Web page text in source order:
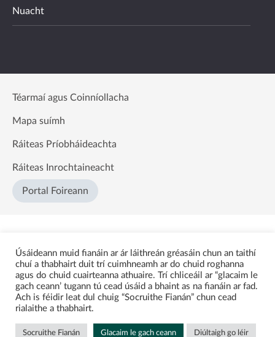
Nuacht
Téarmaí agus Coinníollacha
Mapa suímh
Ráiteas Príobháideachta
Ráiteas Inrochtaineacht
Portal Foireann
Úsáideann muid fianáin ar ár láithreán gréasáin chun an taithí
chuí a thabhairt duit trí cuimhneamh ar do chuid roghanna
agus do chuid cuairteanna athuaire. Trí chliceáil ar “glacaim le
gach ceann’ tugann tú cead úsáid a bhaint as na fianáin ar fad.
Ach is féidir leat dul chuig “Socruithe Fianán” chun cead
rialaithe a thabhairt.
Socruithe Fianán Glacaim le gach ceann Diúltaigh go léir